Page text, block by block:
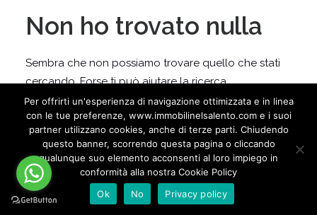
Non ho trovato nulla
Sembra che non possiamo trovare quello che stati
cercando. Forse ti può aiutare la ricerca.
Per offrirti un'esperienza di navigazione ottimizzata e in linea
con le tue preferenze, www.immobilinelsalento.com e i suoi
partner utilizzano cookies, anche di terze parti. Chiudendo
questo banner, scorrendo questa pagina o cliccando
qualunque suo elemento acconsenti al loro impiego in
conformità alla nostra Cookie Policy
Ok
No Privacy policy